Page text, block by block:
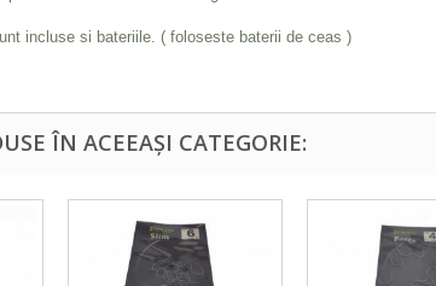
incluse si bateriile. ( foloseste baterii de ceas )
ÎN ACEEAȘI CATEGORIE: